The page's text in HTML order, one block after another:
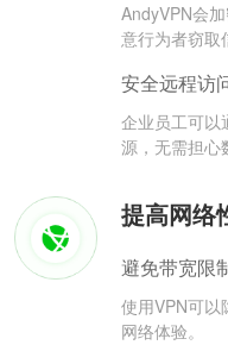
AndyVPN会
意行为者窃取
安全远程访
企业员工可以
源，无需担心
提高网络
避免带宽限
使用VPN可以
网络体验。